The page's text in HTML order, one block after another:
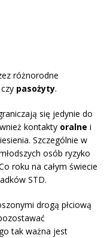
różnorodne
czy pasożyty.
się jedynie do
kontakty oralne i
Szczególnie w
osób ryzyko
roku na całym świecie
STD.
drogą płciową
tak ważna jest